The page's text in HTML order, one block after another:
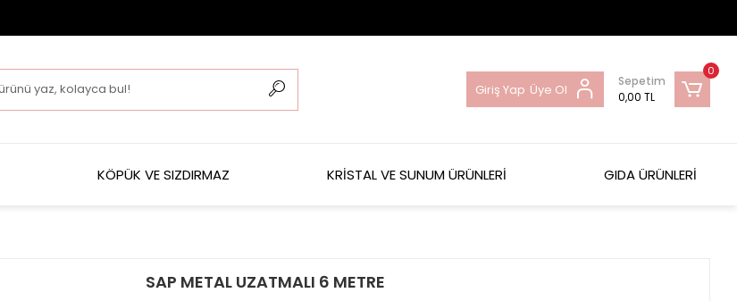
Giriş Yap Üye Ol
0
Sepetim
0,00 TL
KÖPÜK VE SIZDIRMAZ KRİSTAL VE SUNUM ÜRÜNLERİ GIDA ÜRÜNLERİ
SAP METAL UZATMALI 6 METRE